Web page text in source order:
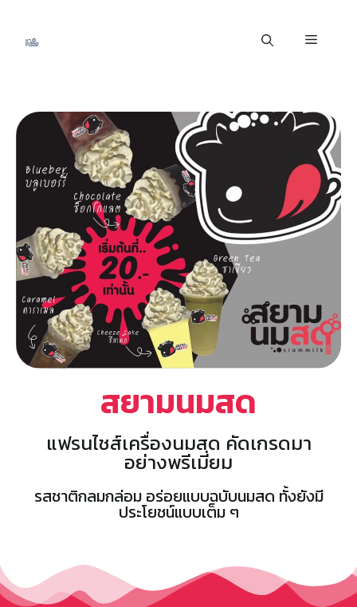
สยามนมสด
แฟรนไชส์เครื่องนมสด คัดเกรดมา
อย่างพรีเมี่ยม
รสชาติกลมกล่อม อร่อยแบบฉบับนมสด ทั้งยังมี
ประโยชน์แบบเต็ม ๆ